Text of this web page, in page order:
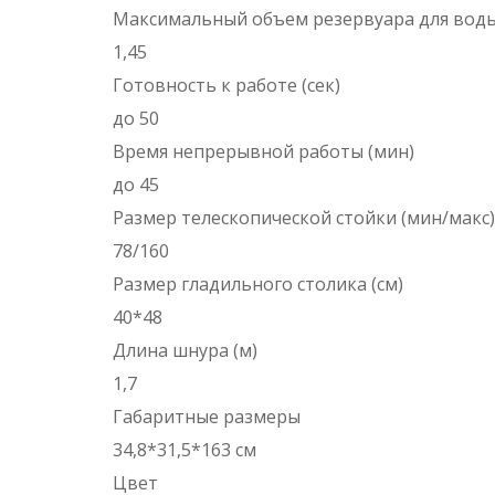
Максимальный объем резервуара для
1,45
Готовность к работе (сек)
до 50
Время непрерывной работы (мин)
до 45
Размер телескопической стойки (мин/
78/160
Размер гладильного столика (см)
40*48
Длина шнура (м)
1,7
Габаритные размеры
34,8*31,5*163 см
Цвет